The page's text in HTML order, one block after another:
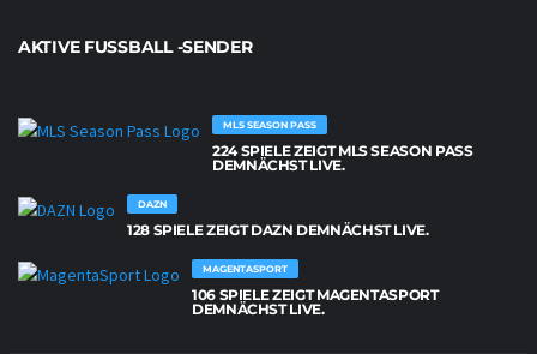
AKTIVE FUSSBALL -SENDER
MLS SEASON PASS
224 SPIELE ZEIGT MLS SEASON PASS
DEMNÄCHST LIVE.
DAZN
128 SPIELE ZEIGT DAZN DEMNÄCHST LIVE.
MAGENTASPORT
106 SPIELE ZEIGT MAGENTASPORT
DEMNÄCHST LIVE.